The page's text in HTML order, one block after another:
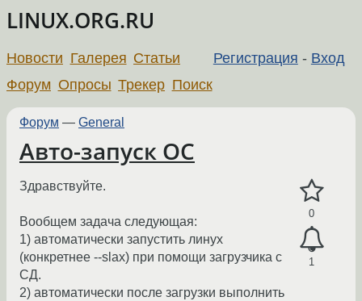
LINUX.ORG.RU
Регистрация - Вход
Новости Галерея Статьи
Форум Опросы Трекер Поиск
Форум — General
Авто-запуск ОС
0
1
Здравствуйте.
Вообщем задача следующая:
1) автоматически запустить линух
(конкретнее --slax) при помощи загрузчика с
СД.
2) автоматически после загрузки выполнить